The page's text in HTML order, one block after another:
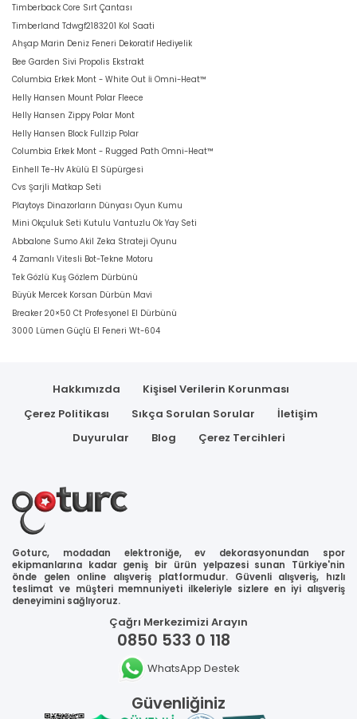
Timberback Core Sırt Çantası
Timberland Tdwgf2183201 Kol Saati
Ahşap Marin Deniz Feneri Dekoratif Hediyelik
Bee Garden Sivi Propolis Ekstrakt
Columbia Erkek Mont - White Out İi Omni-Heat™
Helly Hansen Mount Polar Fleece
Helly Hansen Zippy Polar Mont
Helly Hansen Block Fullzip Polar
Columbia Erkek Mont - Rugged Path Omni-Heat™
Einhell Te-Hv Akülü El Süpürgesi
Cvs Şarjli Matkap Seti
Playtoys Dinazorların Dünyası Oyun Kumu
Mini Okçuluk Seti Kutulu Vantuzlu Ok Yay Seti
Abbalone Sumo Akil Zeka Strateji Oyunu
4 Zamanlı Vitesli Bot-Tekne Motoru
Tek Gözlü Kuş Gözlem Dürbünü
Büyük Mercek Korsan Dürbün Mavi
Breaker 20×50 Ct Profesyonel El Dürbünü
3000 Lümen Güçlü El Feneri Wt-604
Hakkımızda
Kişisel Verilerin Korunması
Çerez Politikası
Sıkça Sorulan Sorular
İletişim
Duyurular
Blog Çerez Tercihleri
Goturc, modadan elektroniğe, ev dekorasyonundan spor
ekipmanlarına kadar geniş bir ürün yelpazesi sunan Türkiye'nin
önde gelen online alışveriş platformudur. Güvenli alışveriş, hızlı
teslimat ve müşteri memnuniyeti ilkeleriyle sizlere en iyi alışveriş
deneyimini sağlıyoruz.
Çağrı Merkezimizi Arayın
0850 533 0 118
WhatsApp Destek
Güvenliğiniz